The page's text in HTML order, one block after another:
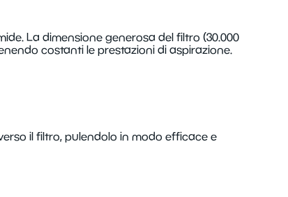
La dimensione generosa del filtro (30.000
costanti le prestazioni di aspirazione.
il filtro, pulendolo in modo efficace e